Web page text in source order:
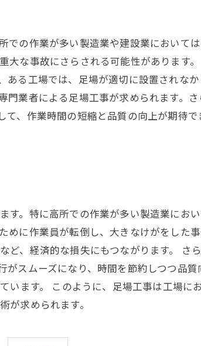
の作業が多い製造業や建設業において
な事故にさらされる可能性があります
る工場では、足場が適切に設置されな
業者による足場工事が求められます。
、作業時間の短縮と品質の向上が期待
。特に高所での作業が多い製造業にお
に作業員が転倒し、大きなけがをした
、経済的な損失にもつながります。 さ
スムーズになり、時間を節約しつつ品
ます。 このように、足場工事は工場に
が求められます。